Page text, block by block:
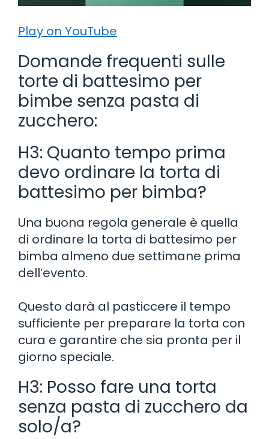
Play on YouTube
Domande frequenti sulle
torte di battesimo per
bimbe senza pasta di
zucchero:
H3: Quanto tempo prima
devo ordinare la torta di
battesimo per bimba?
Una buona regola generale è quella
di ordinare la torta di battesimo per
bimba almeno due settimane prima
dell’evento.
Questo darà al pasticcere il tempo
sufficiente per preparare la torta con
cura e garantire che sia pronta per il
giorno speciale.
H3: Posso fare una torta
senza pasta di zucchero da
solo/a?